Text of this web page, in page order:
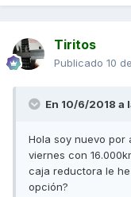
Tiritos
Publicado 10
En 10/6/2018 a
Hola soy nuevo por
viernes con
caja reductora le
opción?